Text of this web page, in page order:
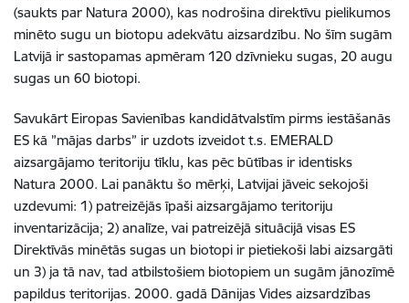
(saukts par Natura 2000), kas nodrošina direktīvu pielikumos
minēto sugu un biotopu adekvātu aizsardzību. No šīm sugām
Latvijā ir sastopamas apmēram 120 dzīvnieku sugas, 20 augu
sugas un 60 biotopi.
Savukārt Eiropas Savienības kandidātvalstīm pirms iestāšanās
ES kā ”mājas darbs” ir uzdots izveidot t.s. EMERALD
aizsargājamo teritoriju tīklu, kas pēc būtības ir identisks
Natura 2000. Lai panāktu šo mērķi, Latvijai jāveic sekojoši
uzdevumi: 1) patreizējās īpaši aizsargājamo teritoriju
inventarizācija; 2) analīze, vai patreizējā situācijā visas ES
Direktīvās minētās sugas un biotopi ir pietiekoši labi aizsargāti
un 3) ja tā nav, tad atbilstošiem biotopiem un sugām jānozīmē
papildus teritorijas. 2000. gadā Dānijas Vides aizsardzības